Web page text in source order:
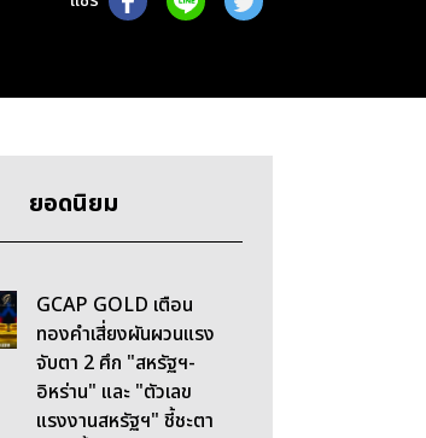
ยอดนิยม
GCAP GOLD เตือน
ทองคำเสี่ยงผันผวนแรง
จับตา 2 ศึก "สหรัฐฯ-
อิหร่าน" และ "ตัวเลข
แรงงานสหรัฐฯ" ชี้ชะตา